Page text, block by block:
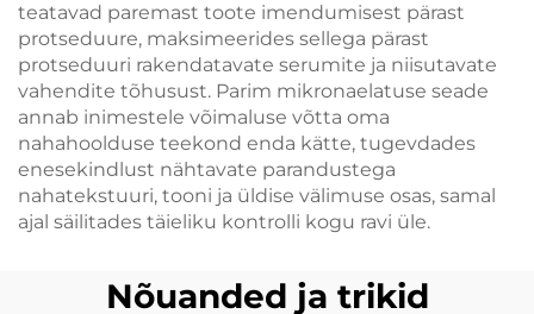
teatavad paremast toote imendumisest pärast
protseduure, maksimeerides sellega pärast
protseduuri rakendatavate serumite ja niisutavate
vahendite tõhusust. Parim mikronaelatuse seade
annab inimestele võimaluse võtta oma
nahahoolduse teekond enda kätte, tugevdades
enesekindlust nähtavate parandustega
nahatekstuuri, tooni ja üldise välimuse osas, samal
ajal säilitades täieliku kontrolli kogu ravi üle.
Nõuanded ja trikid